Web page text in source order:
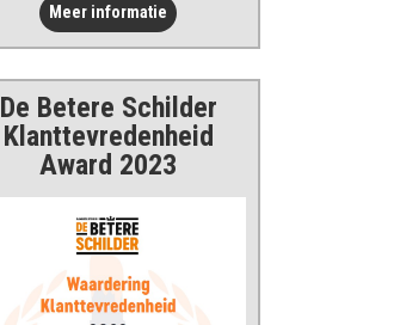
Meer informatie
De Betere Schilder
Klanttevredenheid
Award 2023